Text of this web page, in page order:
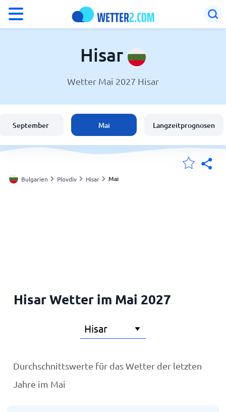
Schweiz
Deutschland
Hisar
Wetter Mai 2027 Hisar
September Mai Langzeitprognosen
Bulgarien Plovdiv Hisar Mai
Hisar Wetter im Mai 2027
Durchschnittswerte für das Wetter der letzten
Jahre im Mai